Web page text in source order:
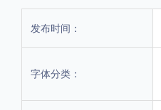
发布时间：
字体分类：